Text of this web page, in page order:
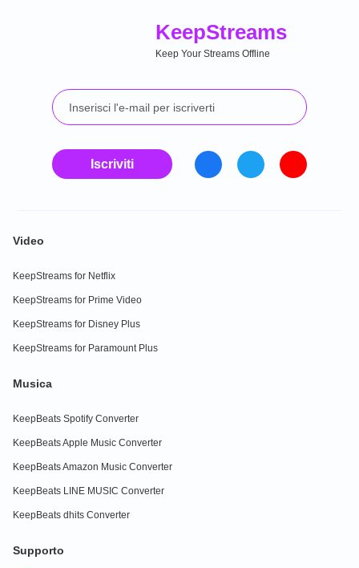
KeepStreams
Keep Your Streams Offline
Iscriviti
Video
KeepStreams for Netflix
KeepStreams for Prime Video
KeepStreams for Disney Plus
KeepStreams for Paramount Plus
Musica
KeepBeats Spotify Converter
KeepBeats Apple Music Converter
KeepBeats Amazon Music Converter
KeepBeats LINE MUSIC Converter
KeepBeats dhits Converter
Supporto